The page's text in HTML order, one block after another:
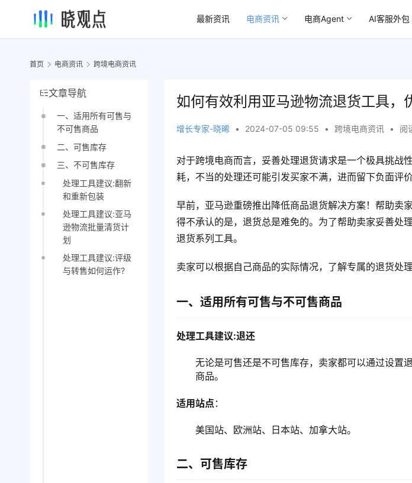
最新资讯 电商资讯 电商Agent AI客服外包
首页 电商资讯 跨境电商资讯
文章导航
一、适用所有可售与
不可售商品
二、可售库存
三、不可售库存
处理工具建议:翻新
和重新包装
处理工具建议:亚马
逊物流批量清货计
划
处理工具建议:评级
与转售如何运作?
如何有效利用亚马逊物流退货工具，
增长专家-晓晞 • 2024-07-05 09:55 • 跨境电商资讯 • 阅
对于跨境电商而言，妥善处理退货请求是一个极具挑战
耗，不当的处理还可能引发买家不满，进而留下负面评
早前，亚马逊重磅推出降低商品退货解决方案！帮助卖
得不承认的是，退货总是难免的。为了帮助卖家妥善处
退货系列工具。
卖家可以根据自己商品的实际情况，了解专属的退货处
一、适用所有可售与不可售商品
处理工具建议:退还
无论是可售还是不可售库存，卖家都可以通过设置
商品。
适用站点 ：
美国站、欧洲站、日本站、加拿大站。
二、可售库存